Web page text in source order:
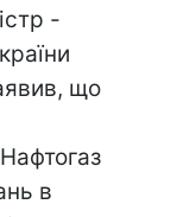
-
що
в